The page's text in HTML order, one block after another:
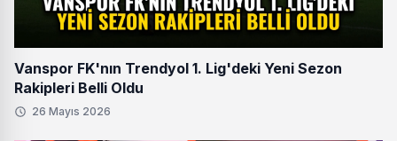
Vanspor FK'nın Trendyol 1. Lig'deki Yeni Sezon
Rakipleri Belli Oldu
26 Mayıs 2026